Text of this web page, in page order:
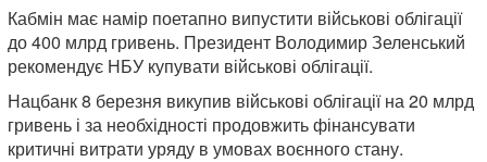
Кабмін має намір поетапно випустити військові облігації
до 400 млрд гривень. Президент Володимир Зеленський
рекомендує НБУ купувати військові облігації.
Нацбанк 8 березня викупив військові облігації на 20 млрд
гривень і за необхідності продовжить фінансувати
критичні витрати уряду в умовах воєнного стану.